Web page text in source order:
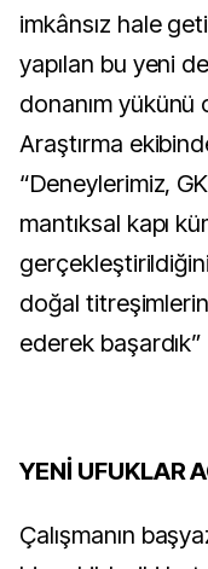
imkânsız hale
yapılan bu yeni
donanım yükünü
Araştırma
“Deneylerimiz,
mantıksal kapı
doğal
ederek
YENİ UFUKLAR
Çalışmanın